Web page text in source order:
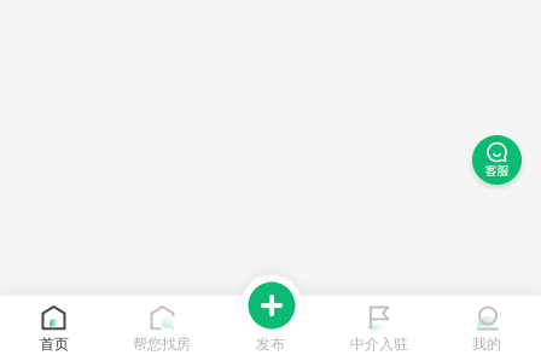
首页 帮您找房 发布 中介入驻 我的